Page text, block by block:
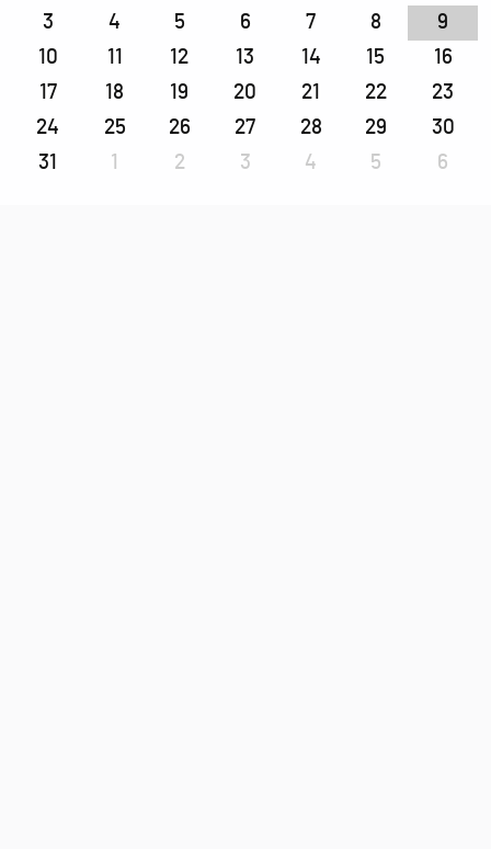
3
4 5 6 7 8
9
10
11 12 13 14 15
16
17
18 19 20 21 22
23
24
25 26 27 28 29
30
31
1 2 3 4 5 6